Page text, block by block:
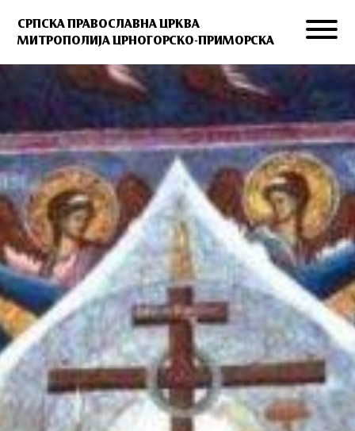
СРПСКА ПРАВОСЛАВНА ЦРКВА
МИТРОПОЛИЈА ЦРНОГОРСКО-ПРИМОРСКА